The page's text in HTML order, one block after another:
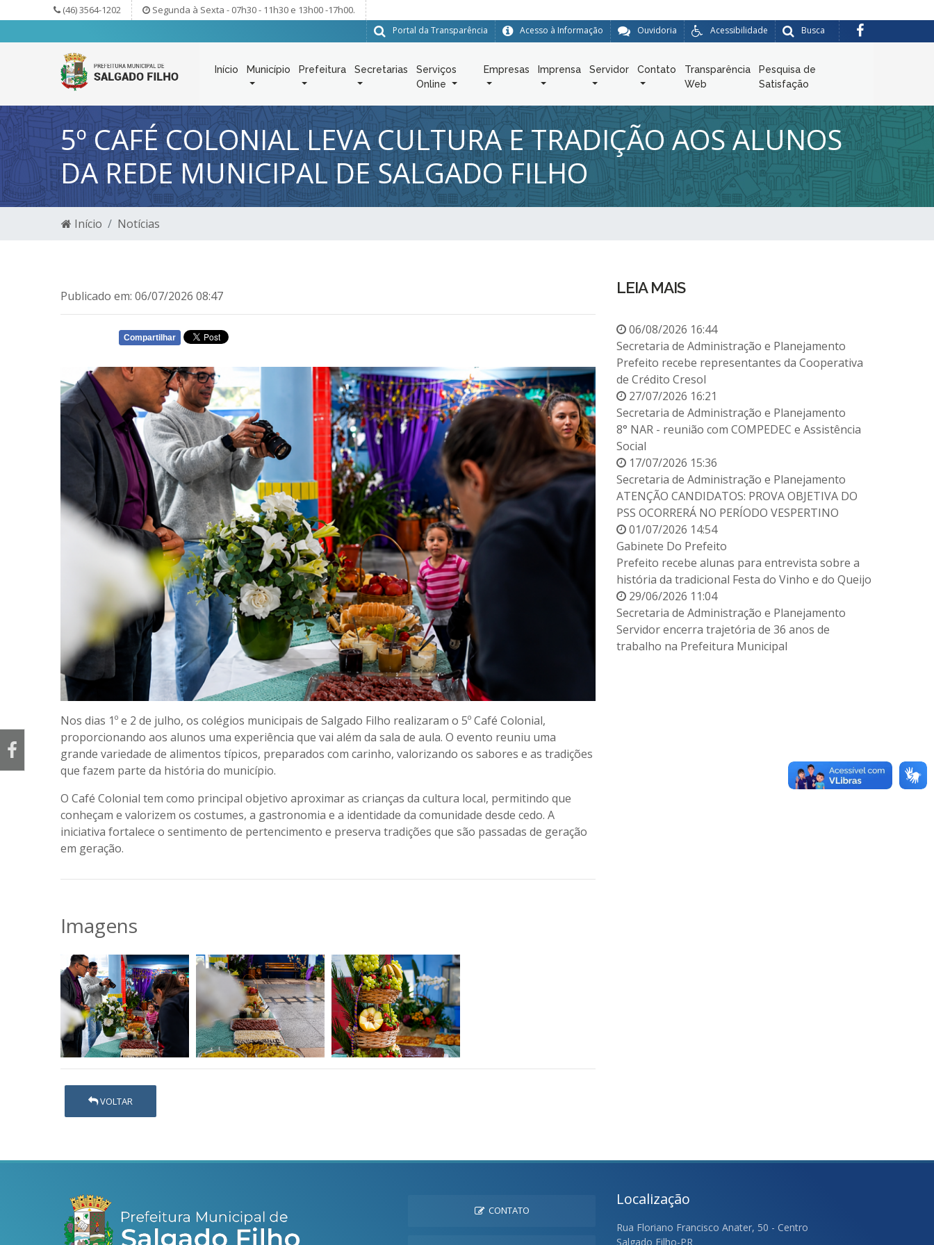
(46) 3564-1202 Segunda à Sexta - 07h30 - 11h30 e 13h00 -17h00.
Busca
Acessibilidade
Ouvidoria
Acesso à Informação
Portal da Transparência
Início Município Prefeitura Secretarias
Serviços
Online
Empresas Imprensa Servidor Contato
Transparência
Web
Pesquisa de
Satisfação
5º CAFÉ COLONIAL LEVA CULTURA E TRADIÇÃO AOS ALUNOS
DA REDE MUNICIPAL DE SALGADO FILHO
Início Notícias
Publicado em: 06/07/2026 08:47
Compartilhar
Nos dias 1º e 2 de julho, os colégios municipais de Salgado Filho realizaram o 5º Café Colonial,
proporcionando aos alunos uma experiência que vai além da sala de aula. O evento reuniu uma
grande variedade de alimentos típicos, preparados com carinho, valorizando os sabores e as tradições
que fazem parte da história do município.
O Café Colonial tem como principal objetivo aproximar as crianças da cultura local, permitindo que
conheçam e valorizem os costumes, a gastronomia e a identidade da comunidade desde cedo. A
iniciativa fortalece o sentimento de pertencimento e preserva tradições que são passadas de geração
em geração.
Imagens
VOLTAR
LEIA MAIS
06/08/2026 16:44
Secretaria de Administração e Planejamento
Prefeito recebe representantes da Cooperativa
de Crédito Cresol
27/07/2026 16:21
Secretaria de Administração e Planejamento
8° NAR - reunião com COMPEDEC e Assistência
Social
17/07/2026 15:36
Secretaria de Administração e Planejamento
ATENÇÃO CANDIDATOS: PROVA OBJETIVA DO
PSS OCORRERÁ NO PERÍODO VESPERTINO
01/07/2026 14:54
Gabinete Do Prefeito
Prefeito recebe alunas para entrevista sobre a
história da tradicional Festa do Vinho e do Queijo
29/06/2026 11:04
Secretaria de Administração e Planejamento
Servidor encerra trajetória de 36 anos de
trabalho na Prefeitura Municipal
CONTATO
Localização
Rua Floriano Francisco Anater, 50 - Centro
Salgado Filho-PR